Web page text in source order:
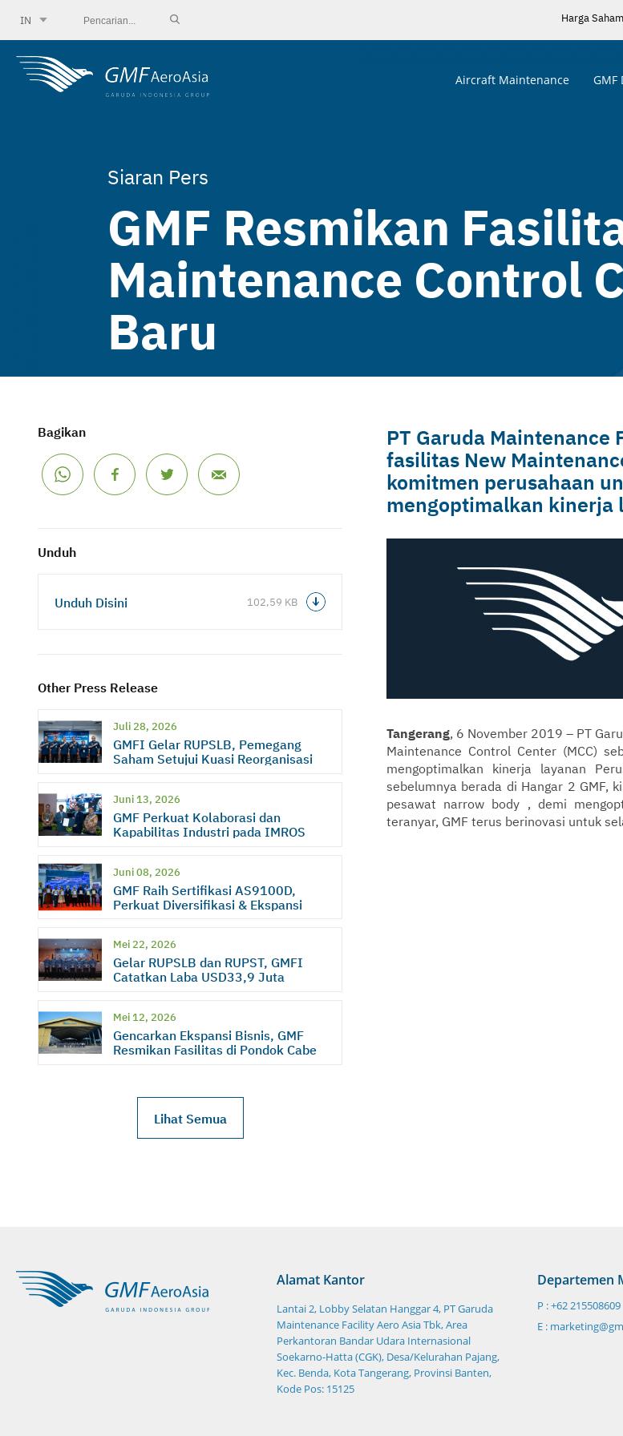
IN Harga Saham
Aircraft Maintenance GMF
Siaran Pers
GMF Resmikan
Maintenance Control
Baru
Bagikan
Unduh
Unduh Disini 102,59 KB
Other Press Release
Juli 28, 2026
GMFI Gelar RUPSLB, Pemegang
Saham Setujui Kuasi Reorganisasi
Juni 13, 2026
GMF Perkuat Kolaborasi dan
Kapabilitas Industri pada IMROS
Juni 08, 2026
GMF Raih Sertifikasi AS9100D,
Perkuat Diversifikasi & Ekspansi
Mei 22, 2026
Gelar RUPSLB dan RUPST, GMFI
Catatkan Laba USD33,9 Juta
Mei 12, 2026
Gencarkan Ekspansi Bisnis, GMF
Resmikan Fasilitas di Pondok Cabe
Lihat Semua
PT Garuda Maintenance
fasilitas New
komitmen perusahaan
mengoptimalkan kinerja
Tangerang, 6 November 2019 – PT
Maintenance Control Center (MCC)
mengoptimalkan kinerja layanan
sebelumnya berada di Hangar 2 GMF,
pesawat narrow body , demi
teranyar, GMF terus berinovasi untuk
Alamat Kantor
Lantai 2, Lobby Selatan Hanggar 4, PT Garuda
Maintenance Facility Aero Asia Tbk, Area
Perkantoran Bandar Udara Internasional
Soekarno-Hatta (CGK), Desa/Kelurahan Pajang,
Kec. Benda, Kota Tangerang, Provinsi Banten,
Kode Pos: 15125
Departemen
P : +62 215508609
E :